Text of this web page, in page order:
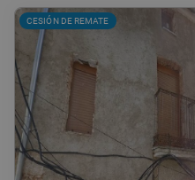
CESIÓN DE REMATE